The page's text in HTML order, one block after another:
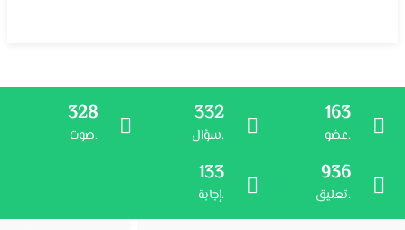
163
عضو.
332
سؤال.
328
صوت.
936
تعليق.
133
إجابة.